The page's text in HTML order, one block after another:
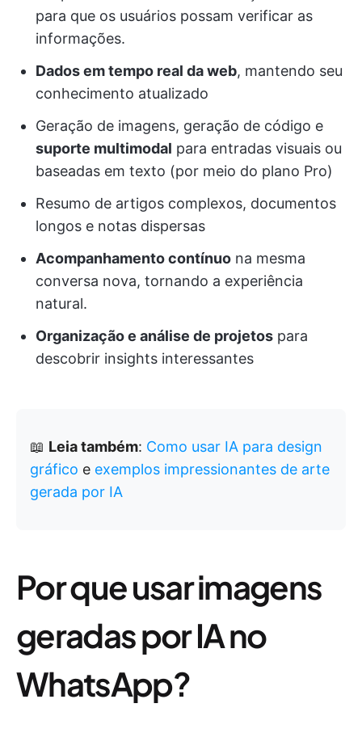
para que os usuários possam verificar as
informações.
Dados em tempo real da web, mantendo seu
conhecimento atualizado
Geração de imagens, geração de código e
suporte multimodal para entradas visuais ou
baseadas em texto (por meio do plano Pro)
Resumo de artigos complexos, documentos
longos e notas dispersas
Acompanhamento contínuo na mesma
conversa nova, tornando a experiência
natural.
Organização e análise de projetos para
descobrir insights interessantes
📖 Leia também: Como usar IA para design
gráfico e exemplos impressionantes de arte
gerada por IA
Por que usar imagens
geradas por IA no
WhatsApp?